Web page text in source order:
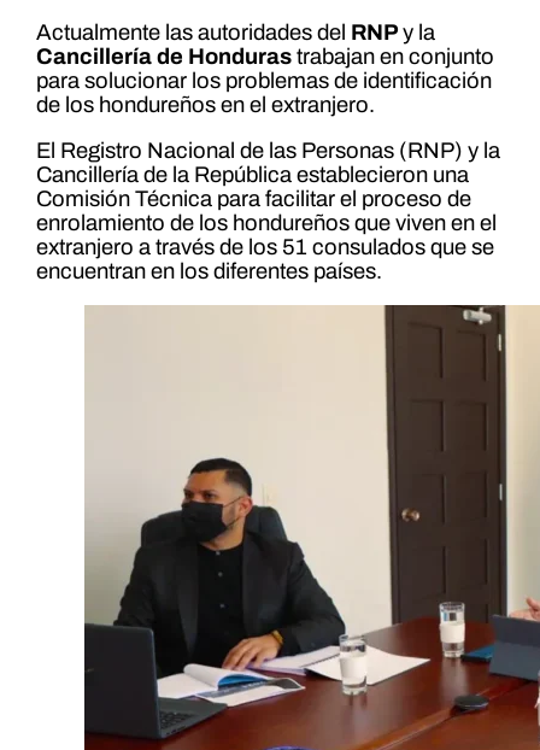
Actualmente las autoridades del RNP y la
Cancillería de Hondurastrabajan en conjunto
para solucionar los problemas de identificación
de los hondureños en el extranjero.
El Registro Nacional de las Personas (RNP) y la
Cancillería de la República establecieron una
Comisión Técnica para facilitar el proceso de
enrolamiento de los hondureños que viven en el
extranjero a través de los 51 consulados que se
encuentran en los diferentes países.